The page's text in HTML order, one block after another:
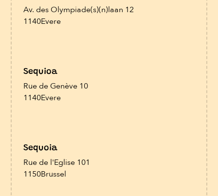
Av. des Olympiade(s)(n)laan 12
1140Evere
Sequioa
Rue de Genève 10
1140Evere
Sequoia
Rue de l'Eglise 101
1150Brussel